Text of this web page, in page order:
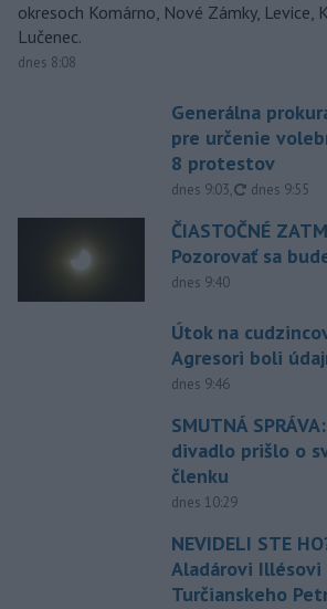
okresoch Komárno, Nové Zámky, Levice,
Lučenec.
dnes 8:08
Generálna
pre určenie
8 protestov
dnes 9:03, aktualizované
dnes 9:55
ČIASTOČNÉ
Pozorovať sa
dnes 9:40
Útok na
Agresori boli
dnes 9:46
SMUTNÁ
divadlo prišlo o
členku
dnes 10:29
NEVIDELI STE
Aladárovi Illésovi
Turčianskeho